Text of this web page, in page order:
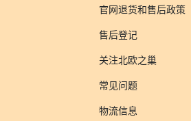
官网退货和售后政策
售后登记
关注北欧之巢
常见问题
物流信息